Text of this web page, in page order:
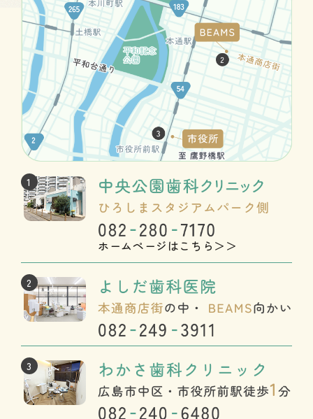
1
ホームページはこちら＞＞
2
3